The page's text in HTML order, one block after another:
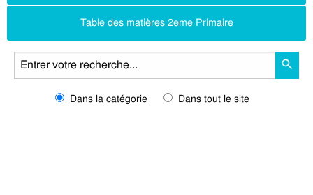
Table des matières 2eme Primaire
Dans la catégorie Dans tout le site